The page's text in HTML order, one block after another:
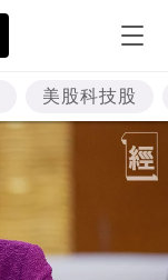
美股科技股